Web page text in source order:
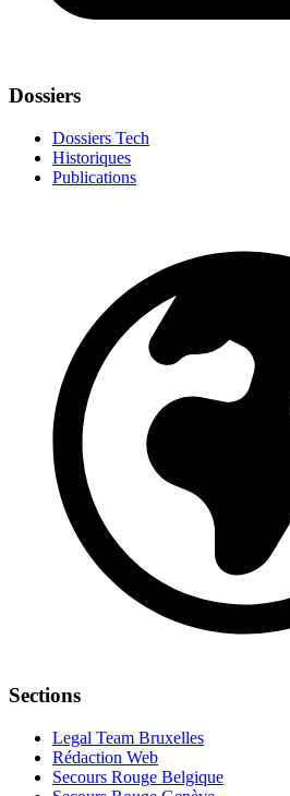
Dossiers
Dossiers Tech
Historiques
Publications
Sections
Legal Team Bruxelles
Rédaction Web
Secours Rouge Belgique